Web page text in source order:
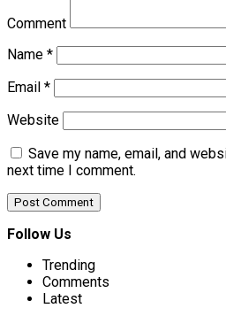
Comment
Name *
Email *
Website
Save my name, email, and
next time I comment.
Follow Us
Trending
Comments
Latest